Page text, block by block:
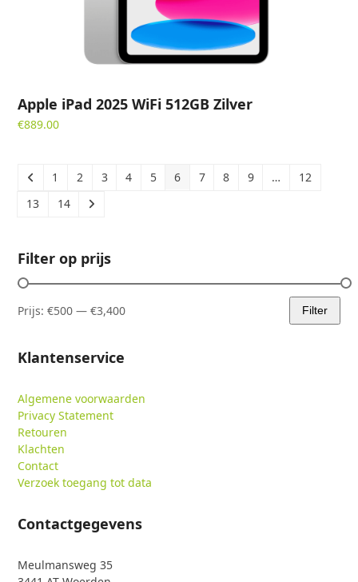
Apple iPad 2025 WiFi 512GB Zilver
€889.00
1 2 3 4 5 6 7 8 9 …
12
13
14
Filter op prijs
Min.
Max.
Filter
Prijs:€500 —€3,400
Klantenservice
Algemene voorwaarden
Privacy Statement
Retouren
Klachten
Contact
Verzoek toegang tot data
Contactgegevens
Meulmansweg 35